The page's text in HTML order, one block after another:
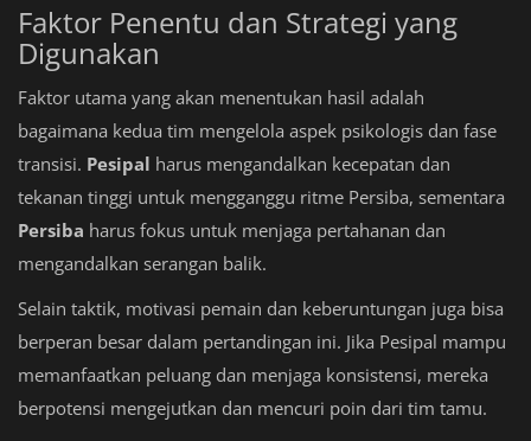
Faktor Penentu dan Strategi yang
Digunakan
Faktor utama yang akan menentukan hasil adalah
bagaimana kedua tim mengelola aspek psikologis dan fase
transisi. Pesipal harus mengandalkan kecepatan dan
tekanan tinggi untuk mengganggu ritme Persiba, sementara
Persiba harus fokus untuk menjaga pertahanan dan
mengandalkan serangan balik.
Selain taktik, motivasi pemain dan keberuntungan juga bisa
berperan besar dalam pertandingan ini. Jika Pesipal mampu
memanfaatkan peluang dan menjaga konsistensi, mereka
berpotensi mengejutkan dan mencuri poin dari tim tamu.